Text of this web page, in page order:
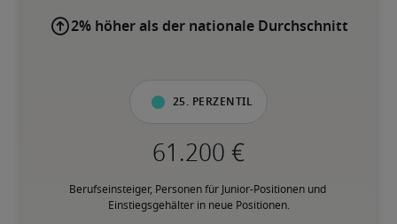
2% höher als der nationale Durchschnitt
25. Perzentil
Berufseinsteiger, Personen für Junior-Positionen und
Einstiegsgehälter in neue Positionen.